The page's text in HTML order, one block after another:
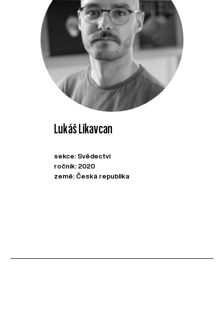
Lukáš Likavcan
sekce: Svědectví
ročník: 2020
země: Česká republika